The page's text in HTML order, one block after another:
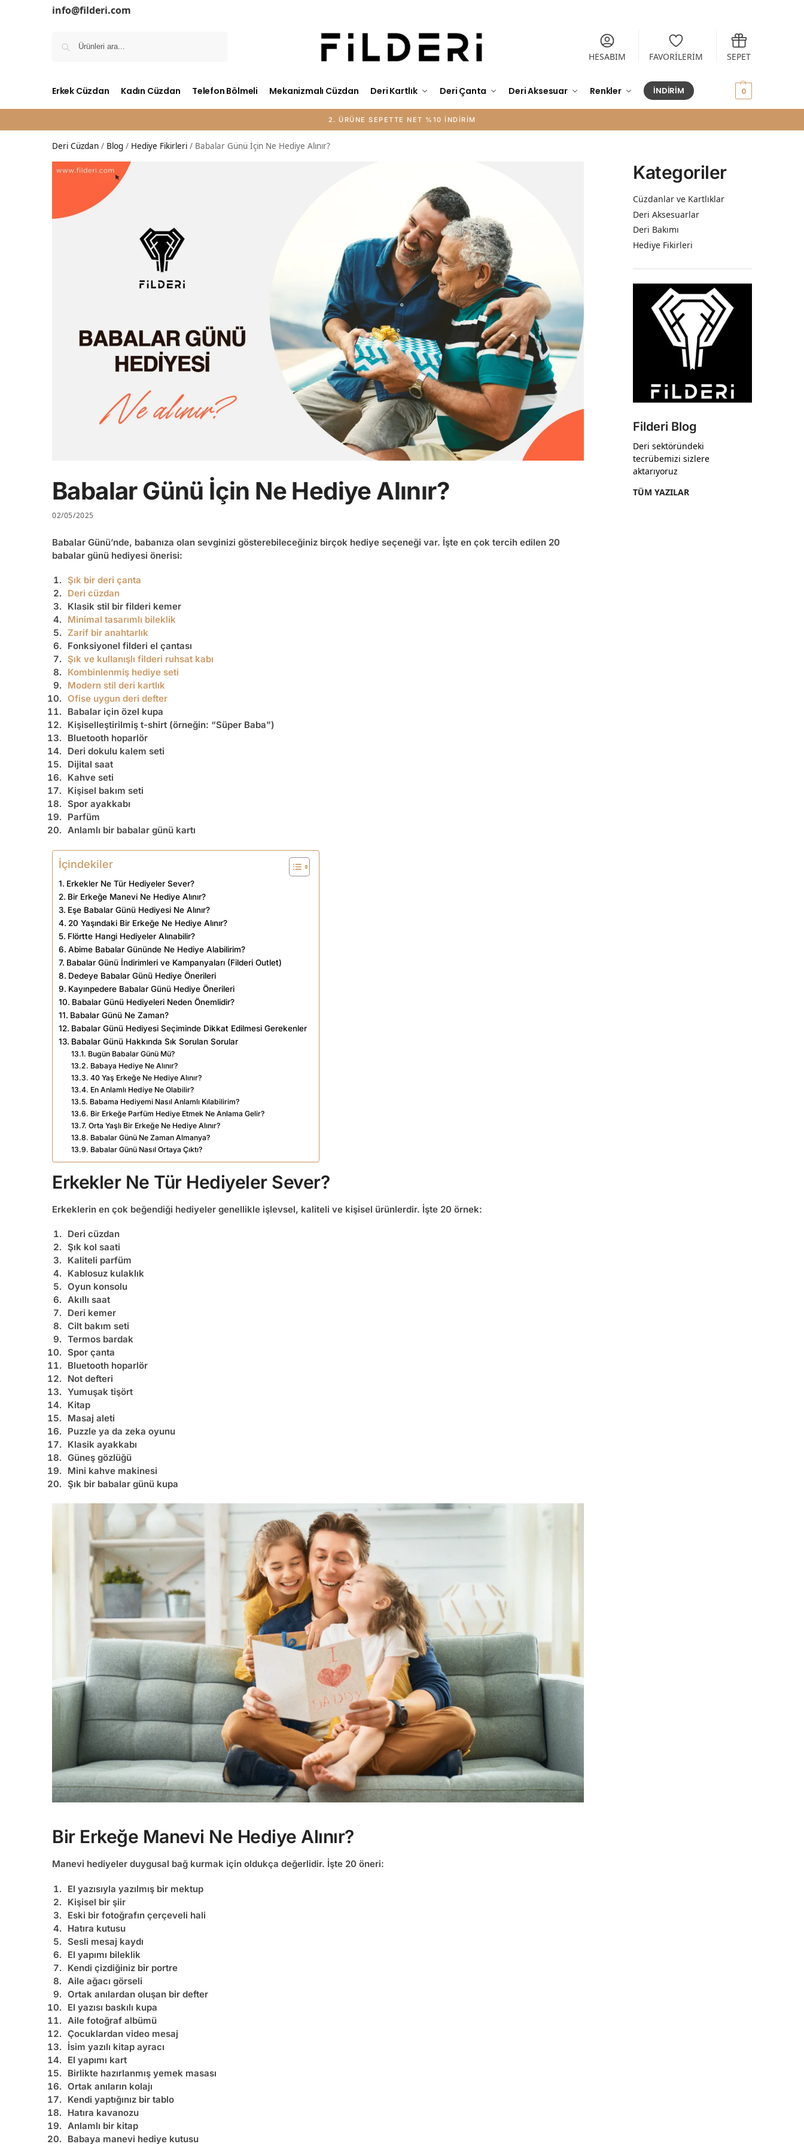
info@filderi.com
HESABIM FAVORİLERİM SEPET
Erkek Cüzdan Kadın Cüzdan Telefon Bölmeli Mekanizmalı Cüzdan Deri Kartlık Deri Çanta Deri Aksesuar Renkler İNDİRİM 0
2. ÜRÜNE SEPETTE NET %10 İNDİRİM
Deri Cüzdan / Blog / Hediye Fikirleri / Babalar Günü İçin Ne Hediye Alınır?
Babalar Günü İçin Ne Hediye Alınır?
02/05/2025
Babalar Günü’nde, babanıza olan sevginizi gösterebileceğiniz birçok hediye seçeneği var. İşte en çok tercih edilen 20
babalar günü hediyesi önerisi:
Şık bir deri çanta
Deri cüzdan
Klasik stil bir filderi kemer
Minimal tasarımlı bileklik
Zarif bir anahtarlık
Fonksiyonel filderi el çantası
Şık ve kullanışlı filderi ruhsat kabı
Kombinlenmiş hediye seti
Modern stil deri kartlık
Ofise uygun deri defter
Babalar için özel kupa
Kişiselleştirilmiş t-shirt (örneğin: “Süper Baba”)
Bluetooth hoparlör
Deri dokulu kalem seti
Dijital saat
Kahve seti
Kişisel bakım seti
Spor ayakkabı
Parfüm
Anlamlı bir babalar günü kartı
İçindekiler
Erkekler Ne Tür Hediyeler Sever?
Bir Erkeğe Manevi Ne Hediye Alınır?
Eşe Babalar Günü Hediyesi Ne Alınır?
20 Yaşındaki Bir Erkeğe Ne Hediye Alınır?
Flörtte Hangi Hediyeler Alınabilir?
Abime Babalar Gününde Ne Hediye Alabilirim?
Babalar Günü İndirimleri ve Kampanyaları (Filderi Outlet)
Dedeye Babalar Günü Hediye Önerileri
Kayınpedere Babalar Günü Hediye Önerileri
Babalar Günü Hediyeleri Neden Önemlidir?
Babalar Günü Ne Zaman?
Babalar Günü Hediyesi Seçiminde Dikkat Edilmesi Gerekenler
Babalar Günü Hakkında Sık Sorulan Sorular
Bugün Babalar Günü Mü?
Babaya Hediye Ne Alınır?
40 Yaş Erkeğe Ne Hediye Alınır?
En Anlamlı Hediye Ne Olabilir?
Babama Hediyemi Nasıl Anlamlı Kılabilirim?
Bir Erkeğe Parfüm Hediye Etmek Ne Anlama Gelir?
Orta Yaşlı Bir Erkeğe Ne Hediye Alınır?
Babalar Günü Ne Zaman Almanya?
Babalar Günü Nasıl Ortaya Çıktı?
Erkekler Ne Tür Hediyeler Sever?
Erkeklerin en çok beğendiği hediyeler genellikle işlevsel, kaliteli ve kişisel ürünlerdir. İşte 20 örnek:
Deri cüzdan
Şık kol saati
Kaliteli parfüm
Kablosuz kulaklık
Oyun konsolu
Akıllı saat
Deri kemer
Cilt bakım seti
Termos bardak
Spor çanta
Bluetooth hoparlör
Not defteri
Yumuşak tişört
Kitap
Masaj aleti
Puzzle ya da zeka oyunu
Klasik ayakkabı
Güneş gözlüğü
Mini kahve makinesi
Şık bir babalar günü kupa
Bir Erkeğe Manevi Ne Hediye Alınır?
Manevi hediyeler duygusal bağ kurmak için oldukça değerlidir. İşte 20 öneri:
El yazısıyla yazılmış bir mektup
Kişisel bir şiir
Eski bir fotoğrafın çerçeveli hali
Hatıra kutusu
Sesli mesaj kaydı
El yapımı bileklik
Kendi çizdiğiniz bir portre
Aile ağacı görseli
Ortak anılardan oluşan bir defter
El yazısı baskılı kupa
Aile fotoğraf albümü
Çocuklardan video mesaj
İsim yazılı kitap ayracı
El yapımı kart
Birlikte hazırlanmış yemek masası
Ortak anıların kolajı
Kendi yaptığınız bir tablo
Hatıra kavanozu
Anlamlı bir kitap
Babaya manevi hediye kutusu
Kategoriler
Cüzdanlar ve Kartlıklar
Deri Aksesuarlar
Deri Bakımı
Hediye Fikirleri
Filderi Blog
Deri sektöründeki
tecrübemizi sizlere
aktarıyoruz
TÜM YAZILAR